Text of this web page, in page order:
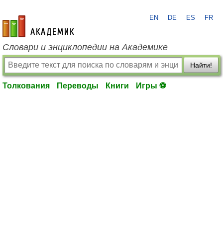
academic.ru
EN DE ES FR
Словари и энциклопедии на Академике
Найти!
Толкования Переводы Книги Игры ⚽